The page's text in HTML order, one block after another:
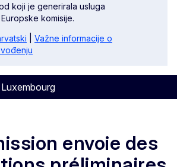
koji je generirala usluga
komisije.
Važne informacije o
envoie des